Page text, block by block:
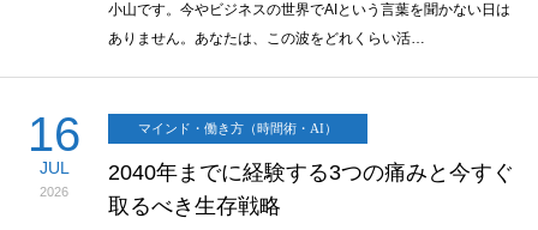
小山です。今やビジネスの世界でAIという言葉を聞かない日は
ありません。あなたは、この波をどれくらい活…
16
JUL
2026
マインド・働き方（時間術・AI）
2040年までに経験する3つの痛みと今すぐ
取るべき生存戦略
プロフィール